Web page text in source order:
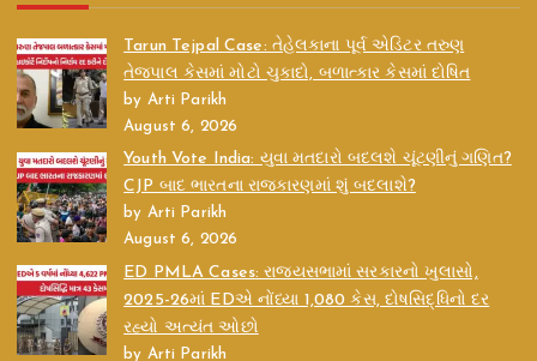
Tarun Tejpal Case: તેહેલકાના પૂર્વ એડિટર તરુણ
તેજપાલ કેસમાં મોટો ચુકાદો, બળાત્કાર કેસમાં દોષિત
by Arti Parikh
August 6, 2026
Youth Vote India: યુવા મતદારો બદલશે ચૂંટણીનું ગણિત?
CJP બાદ ભારતના રાજકારણમાં શું બદલાશે?
by Arti Parikh
August 6, 2026
ED PMLA Cases: રાજ્યસભામાં સરકારનો ખુલાસો,
2025-26માં EDએ નોંધ્યા 1,080 કેસ, દોષસિદ્ધિનો દર
રહ્યો અત્યંત ઓછો
by Arti Parikh